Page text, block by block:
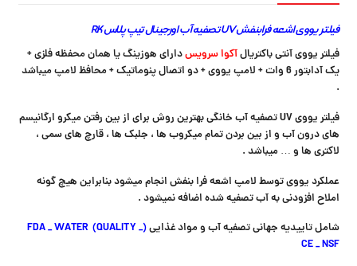
فیلتر یووی اشعه فرابنفش UV تصفیه آب اورجینال تیپ پلاس RK
فیلتر یووی آنتی باکتریالآکوا سرویسدارای هوزینگ یا همان محفظه فلزی +
یک آدابتور 6 وات + لامپ یووی + دو اتصال پنوماتیک + محافظ لامپ میباشد
.
فیلتر یووی UV تصفیه آب خانگی بهترین روش برای از بین رفتن میکرو ارگانیسم
های درون آب و از بین بردن تمام میکروب ها ، جلبک ها ، قارچ های سمی ،
لاکتری ها و … میباشد .
عملکرد یووی توسط لامپ اشعه فرا بنفش انجام میشود بنابراین هیچ گونه
املاح افزودنی به آب تصفیه شده اضافه نمیشود .
شامل تاییدیه جهانی تصفیه آب و مواد غذایی (FDA _ WATER (QUALITY _
CE _ NSF